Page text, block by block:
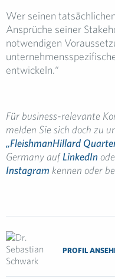
Wer seinen
Ansprüche seiner
notwendigen
entwickeln.“
Für business-relevante
melden Sie sich doch zu
„FleishmanHillard
Germany aufLinkedIn
Instagram kennen oder
PROFIL